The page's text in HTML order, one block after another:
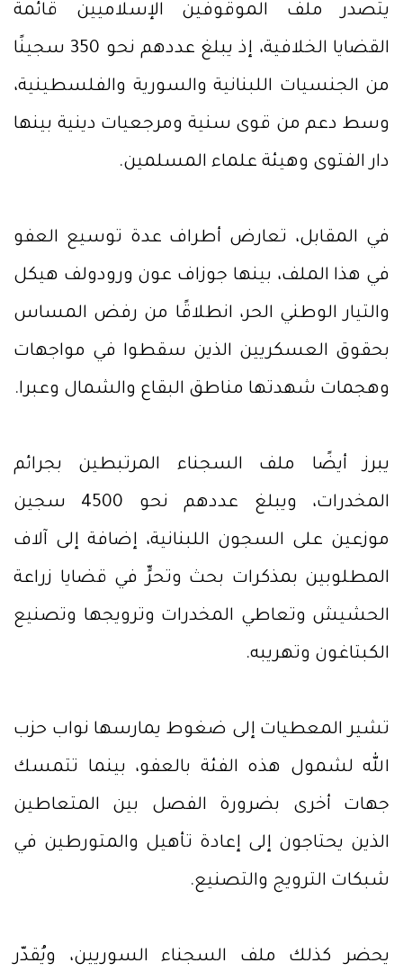
يتصدر ملف الموقوفين الإسلاميين قائمة
القضايا الخلافية، إذ يبلغ عددهم نحو 350 سجينًا
من الجنسيات اللبنانية والسورية والفلسطينية،
وسط دعم من قوى سنية ومرجعيات دينية بينها
دار الفتوى وهيئة علماء المسلمين.
في المقابل، تعارض أطراف عدة توسيع العفو
في هذا الملف، بينها جوزاف عون ورودولف هيكل
والتيار الوطني الحر، انطلاقًا من رفض المساس
بحقوق العسكريين الذين سقطوا في مواجهات
وهجمات شهدتها مناطق البقاع والشمال وعبرا.
يبرز أيضًا ملف السجناء المرتبطين بجرائم
المخدرات، ويبلغ عددهم نحو 4500 سجين
موزعين على السجون اللبنانية، إضافة إلى آلاف
المطلوبين بمذكرات بحث وتحرٍّ في قضايا زراعة
الحشيش وتعاطي المخدرات وترويجها وتصنيع
الكبتاغون وتهريبه.
تشير المعطيات إلى ضغوط يمارسها نواب حزب
الله لشمول هذه الفئة بالعفو، بينما تتمسك
جهات أخرى بضرورة الفصل بين المتعاطين
الذين يحتاجون إلى إعادة تأهيل والمتورطين في
شبكات الترويج والتصنيع.
يحضر كذلك ملف السجناء السوريين، ويُقدّر